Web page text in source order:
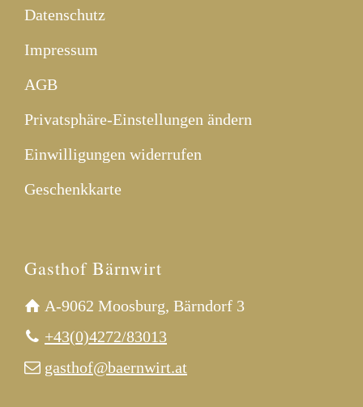
Datenschutz
Impressum
AGB
Privatsphäre-Einstellungen ändern
Einwilligungen widerrufen
Geschenkkarte
Gasthof Bärnwirt
A-9062 Moosburg, Bärndorf 3
+43(0)4272/83013
gasthof@baernwirt.at